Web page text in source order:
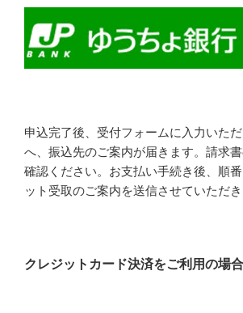
申込完了後、受付フォームに入力いた
へ、振込先のご案内が届きます。請求
確認ください。お支払い手続き後、順
ット受取のご案内を送信させていただき
クレジットカード決済をご利用の場合